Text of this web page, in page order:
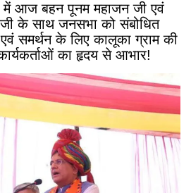
में आज बहन पूनम महाजन जी एवं
के साथ जनसभा को संबोधित
समर्थन के लिए कालूका ग्राम की
का हृदय से आभार!